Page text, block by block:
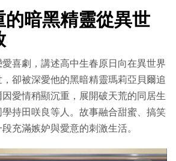
的暗黑精靈從異世
喜劇，講述高中生春原日向在異世界
卻被深愛他的黑暗精靈瑪莉亞貝爾追
愛情稍顯沉重，展開破天荒的同居生
持田咲良等人。故事融合甜蜜、搞笑
充滿嫉妒與愛意的刺激生活。